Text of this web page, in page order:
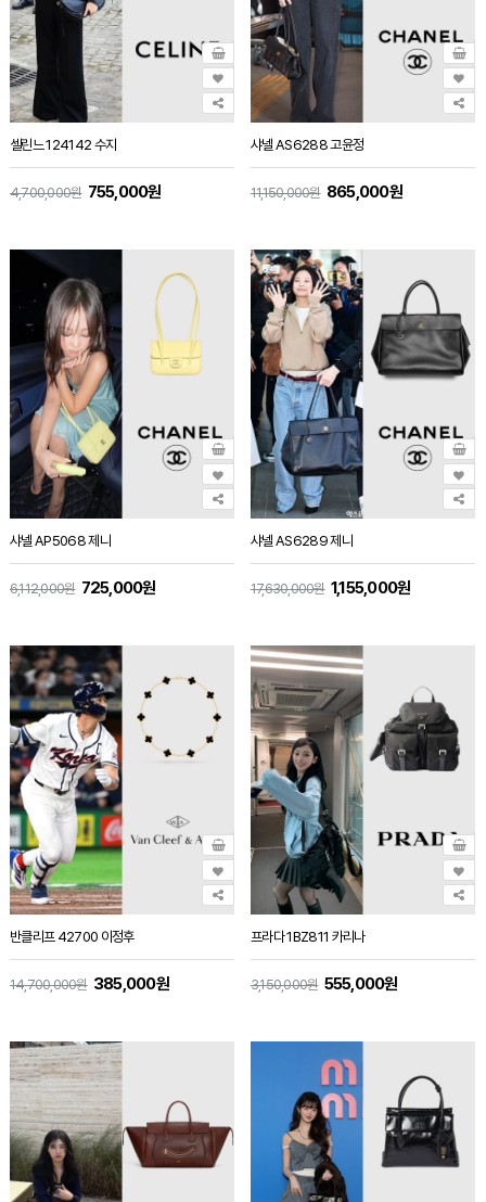
셀린느 124142 수지
4,700,000원 755,000원
샤넬 AS6288 고윤정
11,150,000원 865,000원
샤넬 AP5068 제니
6,112,000원 725,000원
샤넬 AS6289 제니
17,630,000원 1,155,000원
반클리프 42700 이정후
14,700,000원 385,000원
프라다 1BZ811 카리나
3,150,000원 555,000원